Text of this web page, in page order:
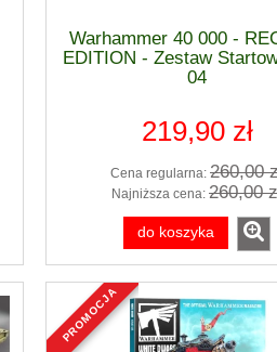
82191
203,10 zł
Warhammer 40 000 -
EDITION - Zestaw
04
219,90 zł
Cena regularna: 260,00
Najniższa cena: 260,00
do koszyka
promocja